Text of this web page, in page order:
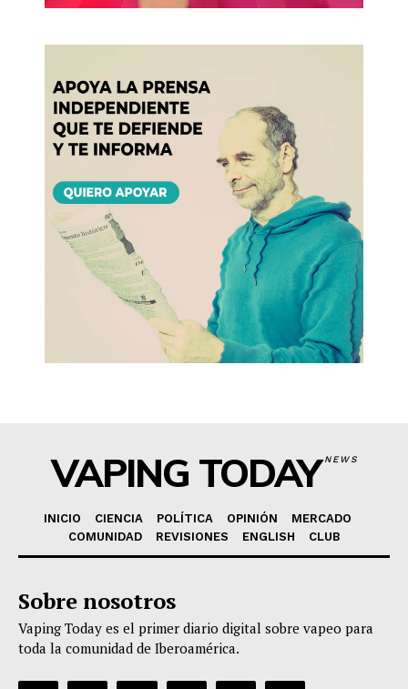
VAPING TODAYNEWS
INICIO CIENCIA POLÍTICA OPINIÓN
MERCADO
COMUNIDAD
REVISIONES ENGLISH CLUB
Sobre nosotros
Vaping Today es el primer diario digital sobre vapeo para
toda la comunidad de Iberoamérica.